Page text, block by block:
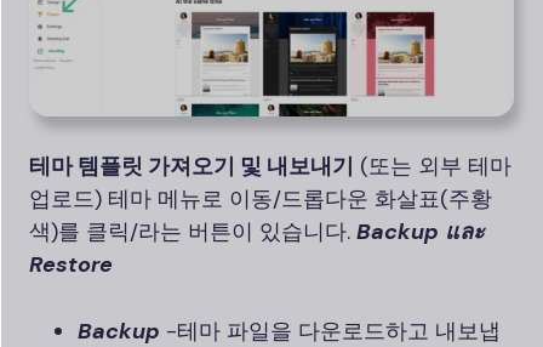
테마 템플릿 가져오기 및 내보내기 (또는 외부 테마
업로드) 테마 메뉴로 이동/드롭다운 화살표(주황
색)를 클릭/라는 버튼이 있습니다. Backup และ
Restore
Backup -테마 파일을 다운로드하고 내보냅